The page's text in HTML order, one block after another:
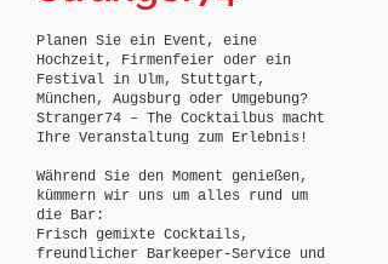
Planen Sie ein Event, eine
Hochzeit, Firmenfeier oder ein
Festival in Ulm, Stuttgart,
München, Augsburg oder Umgebung?
Stranger74 – The Cocktailbus macht
Ihre Veranstaltung zum Erlebnis!
Während Sie den Moment genießen,
kümmern wir uns um alles rund um
die Bar:
Frisch gemixte Cocktails,
freundlicher Barkeeper-Service und